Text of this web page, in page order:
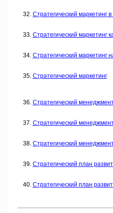
Стратегический маркетинг
Стратегический маркетинг
Стратегический маркетинг
Стратегический маркетинг
Стратегический
Стратегический
Стратегический
Стратегический план
Стратегический план